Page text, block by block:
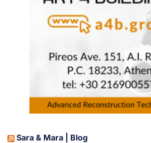
Sara & Mara | Blog